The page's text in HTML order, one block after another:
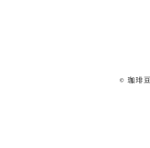
© 珈琲